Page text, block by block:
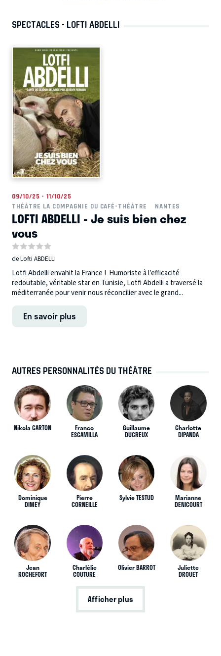
SPECTACLES - LOFTI ABDELLI
09/10/25 - 11/10/25
THÉÂTRE LA COMPAGNIE DU CAFÉ-THÉÂTRE
NANTES
LOFTI ABDELLI - Je suis bien chez
vous
de Lofti ABDELLI
Lotfi Abdelli envahit la France ! Humoriste à l’efficacité
redoutable, véritable star en Tunisie, Lotfi Abdelli a traversé la
méditerranée pour venir nous réconcilier avec le grand...
En savoir plus
AUTRES PERSONNALITÉS DU THÉÂTRE
Nikola CARTON Franco
ESCAMILLA
Guillaume
DUCREUX
Charlotte
DIPANDA
Dominique
DIMEY
Pierre
CORNEILLE
Sylvie TESTUD Marianne
DENICOURT
Jean
ROCHEFORT
Charlélie
COUTURE
Olivier BARROT Juliette
DROUET
Afficher plus